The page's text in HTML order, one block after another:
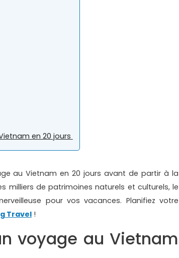
en 20 jours
au Vietnam en 20 jours avant de partir à la
milliers de patrimoines naturels et culturels, le
pour vos vacances. Planifiez votre
Travel !
voyage au Vietnam